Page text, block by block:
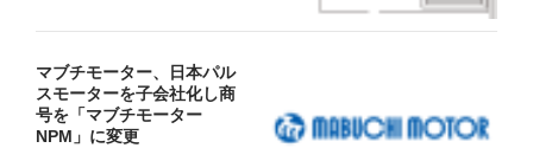
マブチモーター、日本パル
スモーターを子会社化し商
号を「マブチモーター
NPM」に変更